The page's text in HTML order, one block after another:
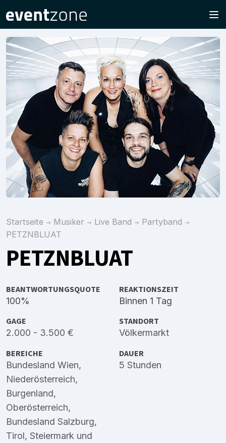
Startseite Musiker Live Band
Partyband
PETZNBLUAT
PETZNBLUAT
BEANTWORTUNGSQUOTE
100%
REAKTIONSZEIT
Binnen 1 Tag
GAGE
2.000 - 3.500 €
STANDORT
Völkermarkt
BEREICHE
Bundesland Wien,
Niederösterreich,
Burgenland,
Oberösterreich,
Bundesland Salzburg,
Tirol, Steiermark und
DAUER
5 Stunden